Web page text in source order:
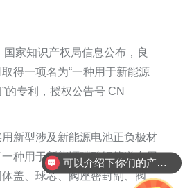
国家知识产权局信息公布，良
得一项名为“一种用于新能源
的专利，授权公告号 CN
新型涉及新能源电池正负极材
种用于新能源碳酸锂管道专用
盖、球芯、阀座密封副、阀
可以介绍下你们的产品么